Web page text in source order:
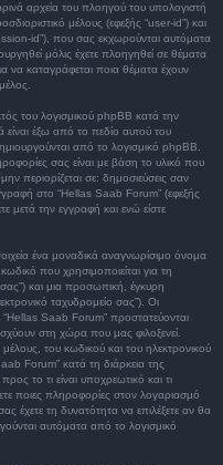
αρχεία του πλοηγού του υπολογιστή
μέλους (εφεξής “user-id”) και
id”), που σας εκχωρούνται αυτόματα
μόλις έχετε πλοηγηθεί σε θέματα
να καταγράφεται ποια θέματα έχουν
του λογισμικού phpBB κατά την
έξω από το πεδίο αυτού του
από το λογισμικό phpBB.
σας είναι με βάση το υλικό που
περιορίζεται σε: δημοσιεύσεις σαν
στο “Hellas Saab Forum” (εφεξής
μετά την εγγραφή και ενώ είστε
ένα μοναδικά αναγνωρίσιμο όνομα
που χρησιμοποιείται για τη
και μια προσωπική, έγκυρη
ταχυδρομείο σας”). Οι
Saab Forum” προστατεύονται
στη χώρα που μας φιλοξενεί.
του κωδικού και του ηλεκτρονικού
Forum” κατά τη διάρκεια της
το τι είναι υποχρεωτικό και τι
ποιες πληροφορίες στον λογαριασμό
έχετε τη δυνατότητα να επιλέξετε αν θα
αυτόματα από το λογισμικό